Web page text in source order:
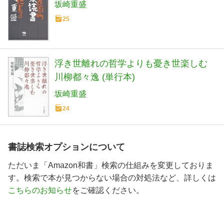
坂崎重盛
25
浮き世離れの哲学よりも憂き世楽しむ
川柳都々逸 (単行本)
坂崎重盛
24
書誌検索オプションについて
ただいま「Amazon和書」検索の仕組みを変更しておりま
す。検索で本が見つからない場合の対処法など、詳しくは
こちらのお知らせをご確認ください。